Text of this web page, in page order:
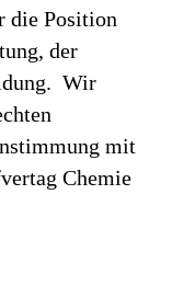
die Position
der
Wir
mit
Chemie